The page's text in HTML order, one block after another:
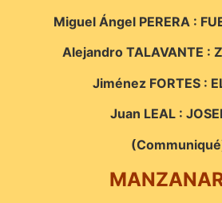
Miguel Ángel PERERA :
Alejandro TALAVANTE :
Jiménez FORTES :
Juan LEAL :